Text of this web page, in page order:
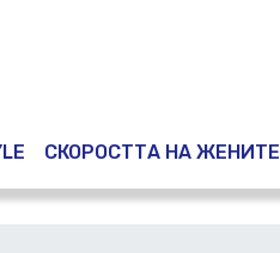
СКОРОСТТА НА ЖЕНИТЕ